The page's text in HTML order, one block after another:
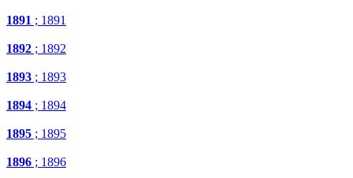
1891 ; 1891
1892 ; 1892
1893 ; 1893
1894 ; 1894
1895 ; 1895
1896 ; 1896